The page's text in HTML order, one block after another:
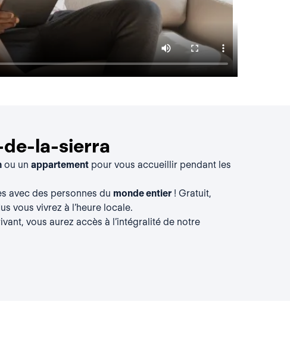
de-la-sierra
ou un appartement pour vous accueillir pendant les
avec des personnes du monde entier ! Gratuit,
vous vivrez à l’heure locale.
vous aurez accès à l’intégralité de notre